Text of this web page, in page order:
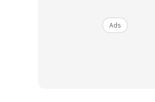
Ads